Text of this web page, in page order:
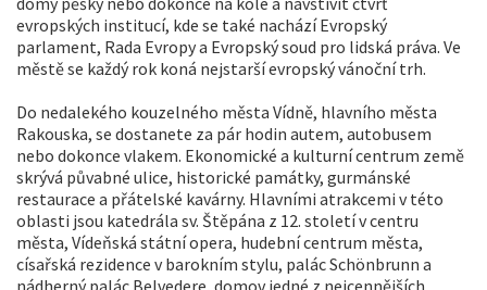
evropských institucí, kde se také nachází Evropský
parlament, Rada Evropy a Evropský soud pro lidská práva. Ve
městě se každý rok koná nejstarší evropský vánoční trh.
Do nedalekého kouzelného města Vídně, hlavního města
Rakouska, se dostanete za pár hodin autem, autobusem
nebo dokonce vlakem. Ekonomické a kulturní centrum země
skrývá půvabné ulice, historické památky, gurmánské
restaurace a přátelské kavárny. Hlavními atrakcemi v této
oblasti jsou katedrála sv. Štěpána z 12. století v centru
města, Vídeňská státní opera, hudební centrum města,
císařská rezidence v barokním stylu, palác Schönbrunn a
nádherný palác Belvedere, domov jedné z nejcennějších